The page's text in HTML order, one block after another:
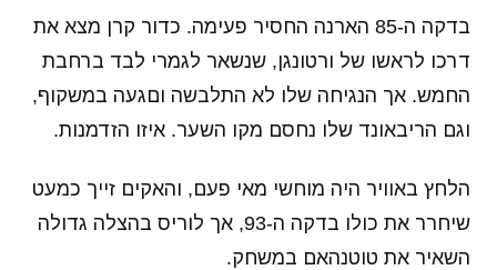
בדקה ה-85 הארנה החסיר פעימה. כדור קרן מצא את
דרכו לראשו של ורטונגן, שנשאר לגמרי לבד ברחבת
החמש. אך הנגיחה שלו לא התלבשה וםגעה במשקוף,
וגם הריבאונד שלו נחסם מקו השער. איזו הזדמנות.
הלחץ באוויר היה מוחשי מאי פעם, והאקים זייך כמעט
שיחרר את כולו בדקה ה-93, אך לוריס בהצלה גדולה
השאיר את טוטנהאם במשחק.